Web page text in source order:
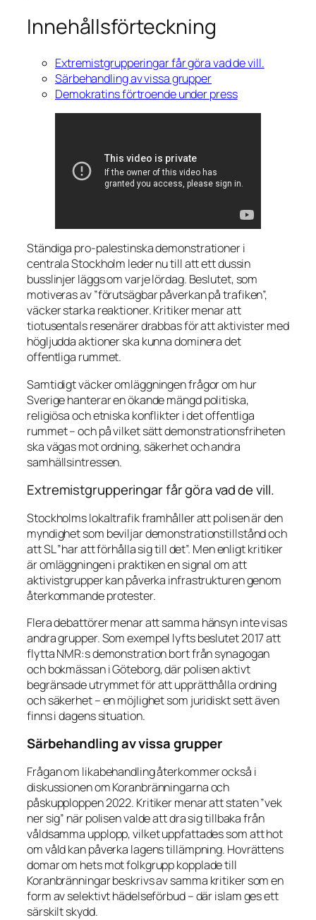
Innehållsförteckning
Extremistgrupperingar får göra vad de vill.
Särbehandling av vissa grupper
Demokratins förtroende under press
Ständiga pro-palestinska demonstrationer i
centrala Stockholm leder nu till att ett dussin
busslinjer läggs om varje lördag. Beslutet, som
motiveras av ”förutsägbar påverkan på trafiken”,
väcker starka reaktioner. Kritiker menar att
tiotusentals resenärer drabbas för att aktivister med
högljudda aktioner ska kunna dominera det
offentliga rummet.
Samtidigt väcker omläggningen frågor om hur
Sverige hanterar en ökande mängd politiska,
religiösa och etniska konflikter i det offentliga
rummet – och på vilket sätt demonstrationsfriheten
ska vägas mot ordning, säkerhet och andra
samhällsintressen.
Extremistgrupperingar får göra vad de vill.
Stockholms lokaltrafik framhåller att polisen är den
myndighet som beviljar demonstrationstillstånd och
att SL ”har att förhålla sig till det”. Men enligt kritiker
är omläggningen i praktiken en signal om att
aktivistgrupper kan påverka infrastrukturen genom
återkommande protester.
Flera debattörer menar att samma hänsyn inte visas
andra grupper. Som exempel lyfts beslutet 2017 att
flytta NMR:s demonstration bort från synagogan
och bokmässan i Göteborg, där polisen aktivt
begränsade utrymmet för att upprätthålla ordning
och säkerhet – en möjlighet som juridiskt sett även
finns i dagens situation.
Särbehandling av vissa grupper
Frågan om likabehandling återkommer också i
diskussionen om Koranbränningarna och
påskupploppen 2022. Kritiker menar att staten ”vek
ner sig” när polisen valde att dra sig tillbaka från
våldsamma upplopp, vilket uppfattades som att hot
om våld kan påverka lagens tillämpning. Hovrättens
domar om hets mot folkgrupp kopplade till
Koranbränningar beskrivs av samma kritiker som en
form av selektivt hädelseförbud – där islam ges ett
särskilt skydd.